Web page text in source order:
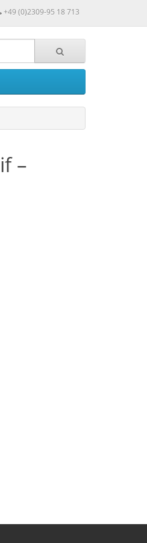
+49 (0)2309-95 18 713
–